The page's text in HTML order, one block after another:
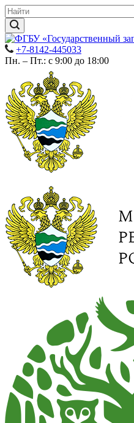
+7-8142-445033
Пн. – Пт.: с 9:00 до 18:00